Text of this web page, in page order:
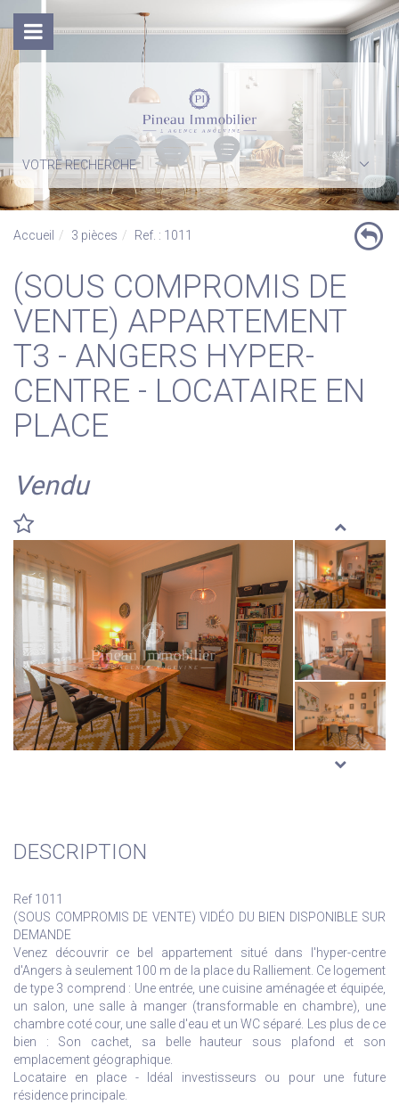
VOTRE RECHERCHE
Accueil 3 pièces Ref. : 1011
(SOUS COMPROMIS DE
VENTE) APPARTEMENT
T3 - ANGERS HYPER-
CENTRE - LOCATAIRE EN
PLACE
Vendu
DESCRIPTION
Ref 1011
(SOUS COMPROMIS DE VENTE) VIDÉO DU BIEN DISPONIBLE SUR
DEMANDE
Venez découvrir ce bel appartement situé dans l'hyper-centre
d'Angers à seulement 100 m de la place du Ralliement. Ce logement
de type 3 comprend : Une entrée, une cuisine aménagée et équipée,
un salon, une salle à manger (transformable en chambre), une
chambre coté cour, une salle d'eau et un WC séparé. Les plus de ce
bien : Son cachet, sa belle hauteur sous plafond et son
emplacement géographique.
Locataire en place - Idéal investisseurs ou pour une future
résidence principale.